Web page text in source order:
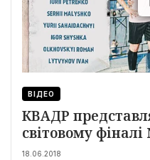
ВІДЕО
КВАДР
світовому
Бразилії
18.06.2018